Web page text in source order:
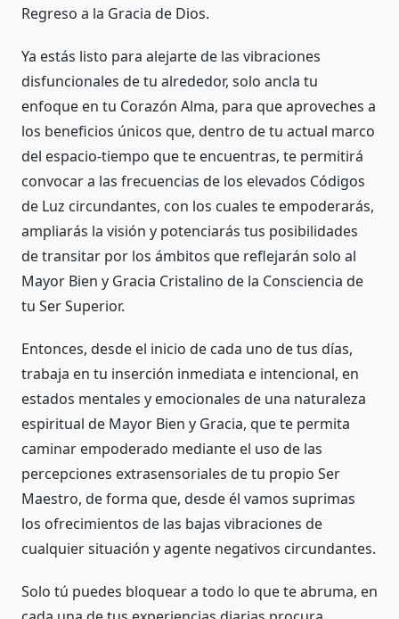
Regreso a la Gracia de Dios.
Ya estás listo para alejarte de las vibraciones
disfuncionales de tu alrededor, solo ancla tu
enfoque en tu Corazón Alma, para que aproveches a
los beneficios únicos que, dentro de tu actual marco
del espacio-tiempo que te encuentras, te permitirá
convocar a las frecuencias de los elevados Códigos
de Luz circundantes, con los cuales te empoderarás,
ampliarás la visión y potenciarás tus posibilidades
de transitar por los ámbitos que reflejarán solo al
Mayor Bien y Gracia Cristalino de la Consciencia de
tu Ser Superior.
Entonces, desde el inicio de cada uno de tus días,
trabaja en tu inserción inmediata e intencional, en
estados mentales y emocionales de una naturaleza
espiritual de Mayor Bien y Gracia, que te permita
caminar empoderado mediante el uso de las
percepciones extrasensoriales de tu propio Ser
Maestro, de forma que, desde él vamos suprimas
los ofrecimientos de las bajas vibraciones de
cualquier situación y agente negativos circundantes.
Solo tú puedes bloquear a todo lo que te abruma, en